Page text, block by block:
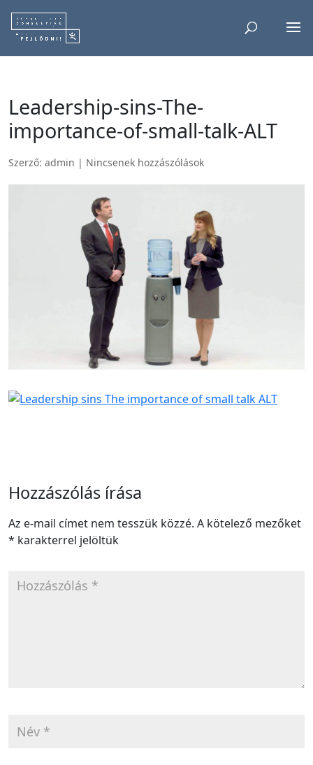
Leadership-sins-The-
importance-of-small-talk-ALT
Szerző: admin | Nincsenek hozzászólások
Hozzászólás írása
Az e-mail címet nem tesszük közzé. A kötelező mezőket
* karakterrel jelöltük